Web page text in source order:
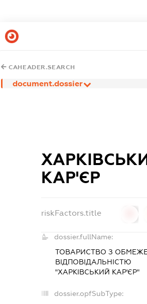
CAHEADER.SEARCH
document.dossier
КАР'ЄР
riskFactors.title
dossier.fullName:
ТОВАРИСТВО З
ВІДПОВІДАЛЬНІСТЮ
"ХАРКІВСЬКИЙ КАР'ЄР"
dossier.opfSubType: